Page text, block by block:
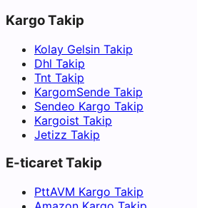
Kargo Takip
Kolay Gelsin Takip
Dhl Takip
Tnt Takip
KargomSende Takip
Sendeo Kargo Takip
Kargoist Takip
Jetizz Takip
E-ticaret Takip
PttAVM Kargo Takip